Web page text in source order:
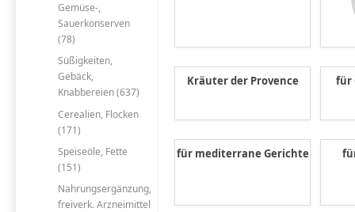
Gemüse-,
Sauerkonserven
(78)
Süßigkeiten,
Gebäck,
Knabbereien (637)
Cerealien, Flocken
(171)
Speiseöle, Fette
(151)
Nahrungsergänzung,
freiverk. Arzneimittel
Kräuter der Provence für
für mediterrane Gerichte